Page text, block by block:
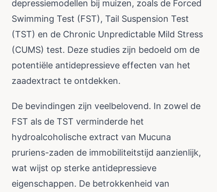
depressiemodellen bij muizen, zoals de Forced
Swimming Test (FST), Tail Suspension Test
(TST) en de Chronic Unpredictable Mild Stress
(CUMS) test. Deze studies zijn bedoeld om de
potentiële antidepressieve effecten van het
zaadextract te ontdekken.
De bevindingen zijn veelbelovend. In zowel de
FST als de TST verminderde het
hydroalcoholische extract van Mucuna
pruriens-zaden de immobiliteitstijd aanzienlijk,
wat wijst op sterke antidepressieve
eigenschappen. De betrokkenheid van